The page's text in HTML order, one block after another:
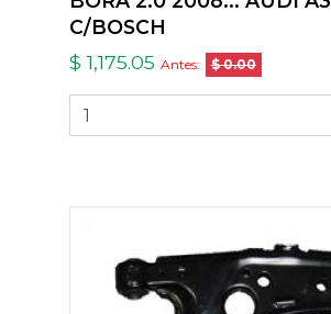
C/BOSCH
$ 1,175.05 Antes: $ 0.00